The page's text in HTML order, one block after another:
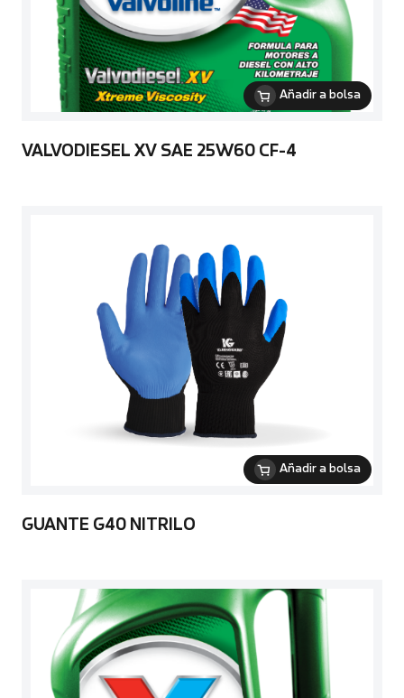
Añadir a bolsa
VALVODIESEL XV SAE 25W60 CF-4
Añadir a bolsa
GUANTE G40 NITRILO